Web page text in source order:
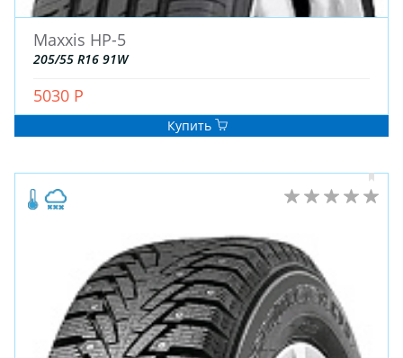
ЗИМНИЕ
ДЛЯ ГРУЗОВЫХ АВТО
ДЛЯ СПЕЦТЕХНИКИ
ДЛЯ ГРУЗОВЫХ АВТО
ДЛЯ ГРУЗОВЫХ АВТО
ДЛЯ ЛЕГКОВЫХ АВТО
Maxxis HP-5
205/55 R16 91W
5030 Р
Купить